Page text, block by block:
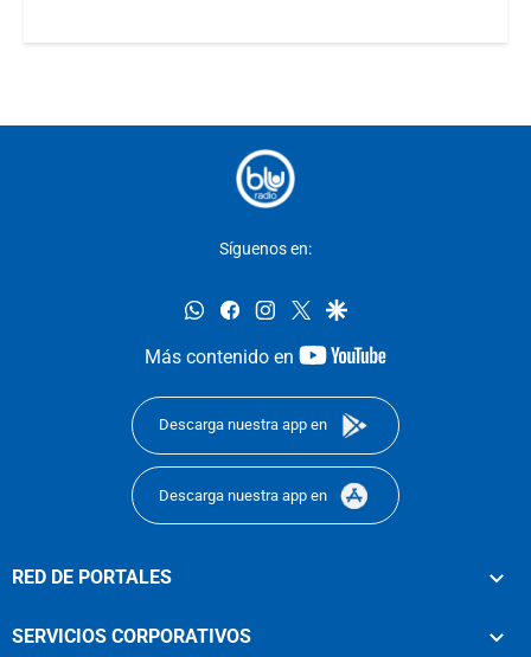
Síguenos en:
whatsappfacebookinstagram
twittergoogle
Más contenido en
youtube-
Descarga nuestra app en
Descarga nuestra app en
RED DE PORTALES
SERVICIOS CORPORATIVOS